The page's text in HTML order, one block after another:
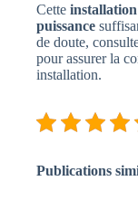
Cette
puissance
de doute,
pour assurer la
installation.
Publications